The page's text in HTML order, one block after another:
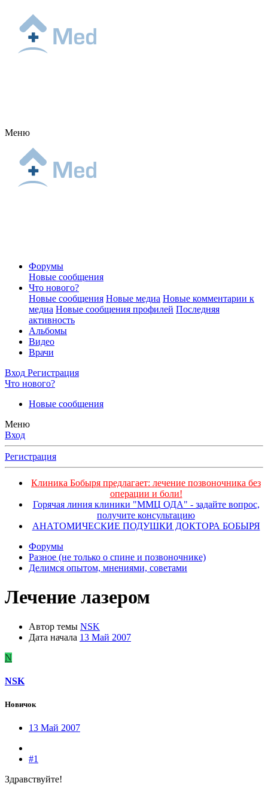
Меню
Форумы
Новые сообщения
Что нового?
Новые сообщения Новые медиа Новые комментарии к
медиа Новые сообщения профилей Последняя
активность
Альбомы
Видео
Врачи
Вход Регистрация
Что нового?
Новые сообщения
Меню
Вход
Регистрация
Клиника Бобыря предлагает: лечение позвоночника без
операции и боли!
Горячая линия клиники "ММЦ ОДА" - задайте вопрос,
получите консультацию
АНАТОМИЧЕСКИЕ ПОДУШКИ ДОКТОРА БОБЫРЯ
Форумы
Разное (не только о спине и позвоночнике)
Делимся опытом, мнениями, советами
Лечение лазером
Автор темы NSK
Дата начала 13 Май 2007
N
NSK
Новичок
13 Май 2007
#1
Здравствуйте!